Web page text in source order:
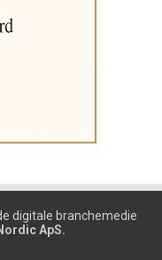
digitale branchemedie
ApS.